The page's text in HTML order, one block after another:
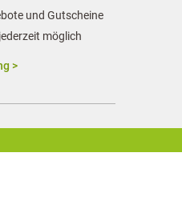
und Gutscheine
möglich
>